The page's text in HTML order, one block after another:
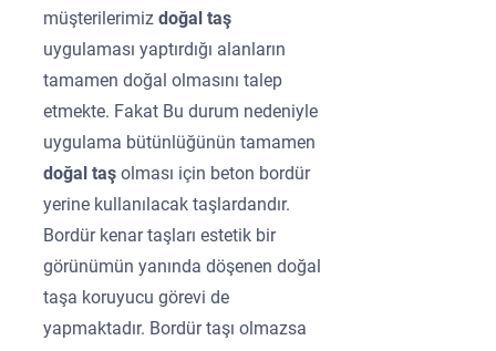
müşterilerimizdoğal taş
uygulaması yaptırdığı alanların
tamamen doğal olmasını talep
etmekte. Fakat Bu durum nedeniyle
uygulama bütünlüğünün tamamen
doğal taşolması için beton bordür
yerine kullanılacak taşlardandır.
Bordür kenar taşları estetik bir
görünümün yanında döşenen doğal
taşa koruyucu görevi de
yapmaktadır. Bordür taşı olmazsa